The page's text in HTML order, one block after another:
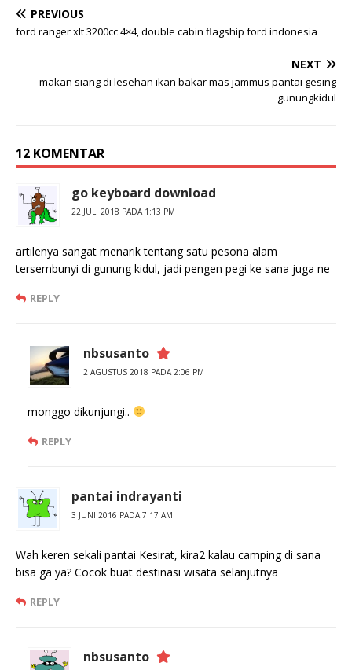
PREVIOUS
ford ranger xlt 3200cc 4×4, double cabin flagship ford indonesia
NEXT
makan siang di lesehan ikan bakar mas jammus pantai gesing
gunungkidul
12 KOMENTAR
go keyboard download
22 JULI 2018 PADA 1:13 PM
artilenya sangat menarik tentang satu pesona alam
tersembunyi di gunung kidul, jadi pengen pegi ke sana juga ne
REPLY
nbsusanto
2 AGUSTUS 2018 PADA 2:06 PM
monggo dikunjungi..
REPLY
pantai indrayanti
3 JUNI 2016 PADA 7:17 AM
Wah keren sekali pantai Kesirat, kira2 kalau camping di sana
bisa ga ya? Cocok buat destinasi wisata selanjutnya
REPLY
nbsusanto